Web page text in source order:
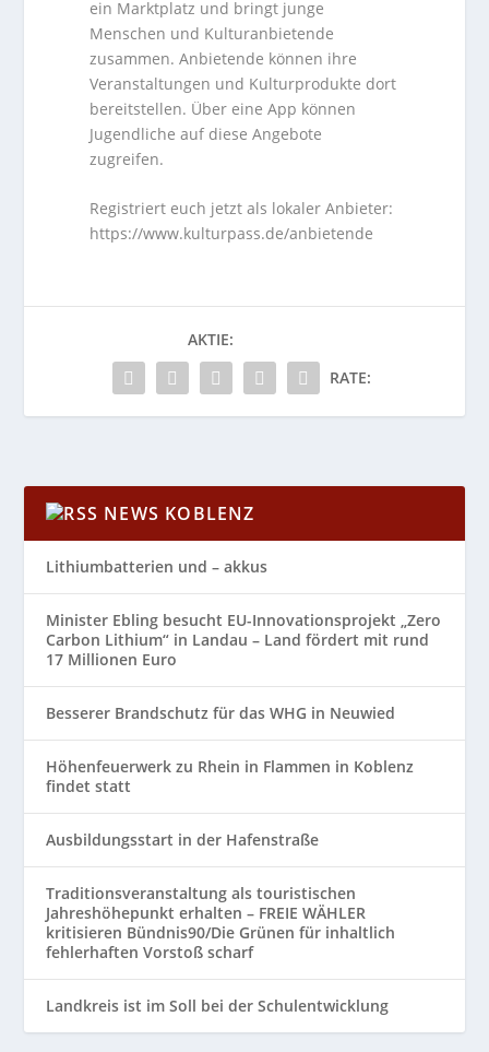
ein Marktplatz und bringt junge
Menschen und Kulturanbietende
zusammen. Anbietende können ihre
Veranstaltungen und Kulturprodukte dort
bereitstellen. Über eine App können
Jugendliche auf diese Angebote
zugreifen.
Registriert euch jetzt als lokaler Anbieter:
https://www.kulturpass.de/anbietende
AKTIE:
RATE:
NEWS KOBLENZ
Lithiumbatterien und – akkus
Minister Ebling besucht EU-Innovationsprojekt „Zero
Carbon Lithium“ in Landau – Land fördert mit rund
17 Millionen Euro
Besserer Brandschutz für das WHG in Neuwied
Höhenfeuerwerk zu Rhein in Flammen in Koblenz
findet statt
Ausbildungsstart in der Hafenstraße
Traditionsveranstaltung als touristischen
Jahreshöhepunkt erhalten – FREIE WÄHLER
kritisieren Bündnis90/Die Grünen für inhaltlich
fehlerhaften Vorstoß scharf
Landkreis ist im Soll bei der Schulentwicklung